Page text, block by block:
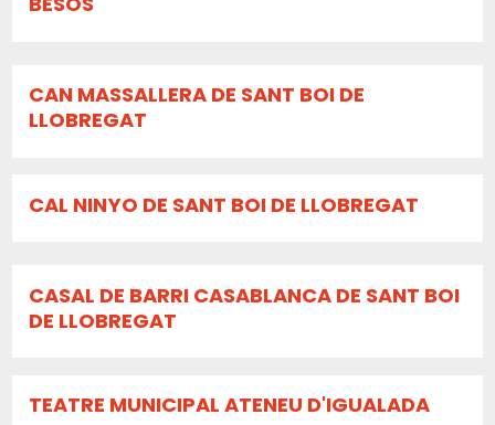
CAN MASSALLERA DE SANT BOI DE
LLOBREGAT
CAL NINYO DE SANT BOI DE LLOBREGAT
CASAL DE BARRI CASABLANCA DE SANT BOI
DE LLOBREGAT
TEATRE MUNICIPAL ATENEU D'IGUALADA